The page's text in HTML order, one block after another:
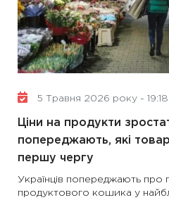
5 Травня 2026 року - 19:18
Ціни на продукти
попереджають, які
першу чергу
Українців попереджають
продуктового кошика у